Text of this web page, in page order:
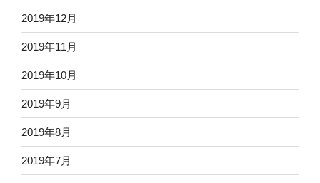
2019年12月
2019年11月
2019年10月
2019年9月
2019年8月
2019年7月